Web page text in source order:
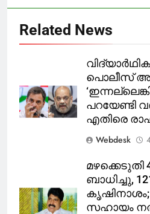
Related News
പൊലീസ്
പറയേണ്ടി
എതിരെ
Webdesk
മഴക്കെടുതി
ബാധിച്ചു,
സഹായം